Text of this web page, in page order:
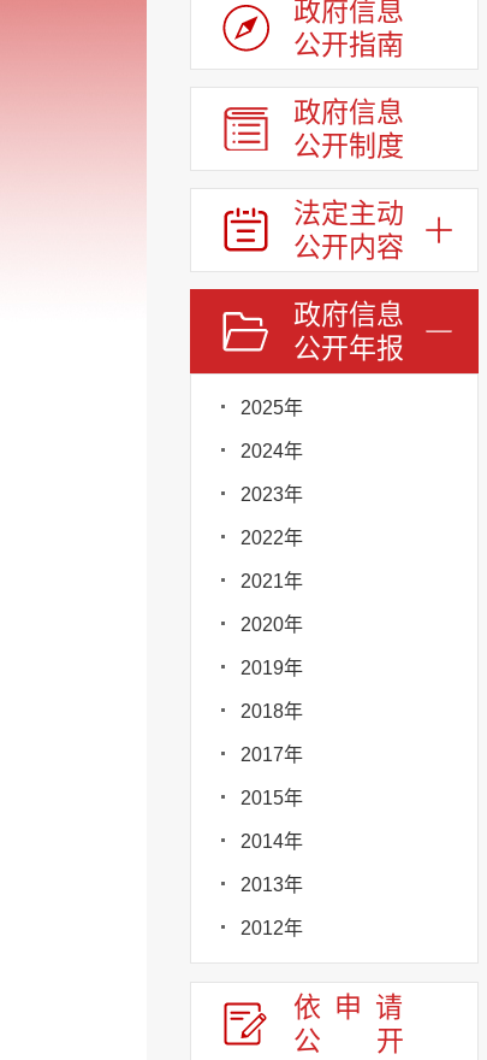
政府信息
公开指南
政府信息
公开制度
法定主动
公开内容
政府信息
公开年报
2025年
2024年
2023年
2022年
2021年
2020年
2019年
2018年
2017年
2015年
2014年
2013年
2012年
依申请
公
开